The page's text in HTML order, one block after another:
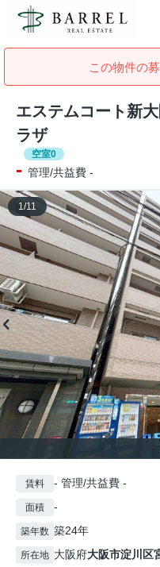
この物件の
エステムコート新
ラザ
空室0
- 管理/共益費 -
1/11
賃料 - 管理/共益費 -
面積 -
築年数 築24年
所在地 大阪府大阪市淀川区